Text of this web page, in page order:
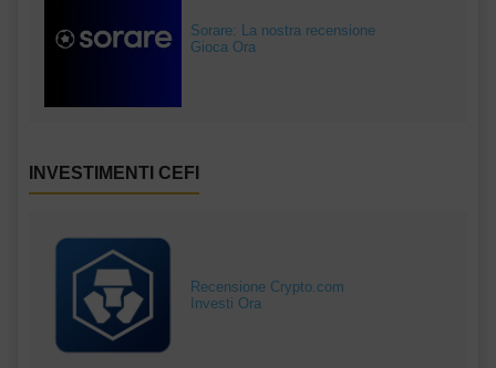
Sorare: La nostra recensione
Gioca Ora
INVESTIMENTI CEFI
Recensione Crypto.com
Investi Ora